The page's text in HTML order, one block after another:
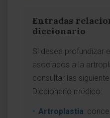
Entradas
diccionario
Si desea profundizar
asociados a la
consultar las
Diccionario médico:
Artroplastia: